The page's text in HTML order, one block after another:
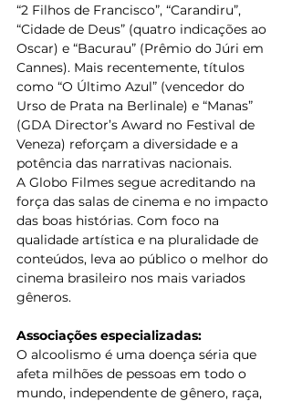
“2 Filhos de Francisco”, “Carandiru”,
“Cidade de Deus” (quatro indicações ao
Oscar) e “Bacurau” (Prêmio do Júri em
Cannes). Mais recentemente, títulos
como “O Último Azul” (vencedor do
Urso de Prata na Berlinale) e “Manas”
(GDA Director’s Award no Festival de
Veneza) reforçam a diversidade e a
potência das narrativas nacionais.
A Globo Filmes segue acreditando na
força das salas de cinema e no impacto
das boas histórias. Com foco na
qualidade artística e na pluralidade de
conteúdos, leva ao público o melhor do
cinema brasileiro nos mais variados
gêneros.
Associações especializadas:
O alcoolismo é uma doença séria que
afeta milhões de pessoas em todo o
mundo, independente de gênero, raça,